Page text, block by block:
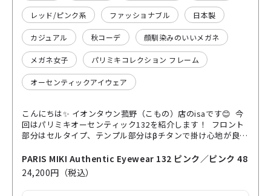
レッド/ピンク系 ファッショナブル 日本製
カジュアル 秋コーデ 顔馴染みのいいメガネ
メガネ女子 パリミキコレクション フレーム
オーセンティックアイウェア
こんにちは✨ イオンタウン菰野（こもの）店のisaです😊 今
回はパリミキオーセンティック132を紹介します！ フロント
部分はセルタイプ、テンプル部分はβチタンで掛け心地が良い
ーで落ち着いた印象になります✨ 濃すぎないカラーなので、
メリハリでアクセントがありつつ、馴染みやすいフレームで
す😊 カラーもよく見るとデミ柄っぽくなっているので、透明
感もあり、オシャレな雰囲気になりますよ♪ この秋のコーデ
PARIS MIKI Authentic Eyewear 132 ピンク／ピンク 48
24,200円（税込）